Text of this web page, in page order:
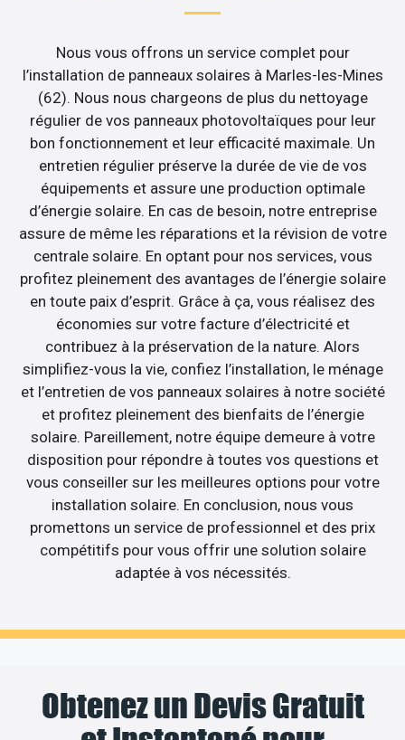
Nous vous offrons un service complet pour
l’installation de panneaux solaires à Marles-les-Mines
(62). Nous nous chargeons de plus du nettoyage
régulier de vos panneaux photovoltaïques pour leur
bon fonctionnement et leur efficacité maximale. Un
entretien régulier préserve la durée de vie de vos
équipements et assure une production optimale
d’énergie solaire. En cas de besoin, notre entreprise
assure de même les réparations et la révision de votre
centrale solaire. En optant pour nos services, vous
profitez pleinement des avantages de l’énergie solaire
en toute paix d’esprit. Grâce à ça, vous réalisez des
économies sur votre facture d’électricité et
contribuez à la préservation de la nature. Alors
simplifiez-vous la vie, confiez l’installation, le ménage
et l’entretien de vos panneaux solaires à notre société
et profitez pleinement des bienfaits de l’énergie
solaire. Pareillement, notre équipe demeure à votre
disposition pour répondre à toutes vos questions et
vous conseiller sur les meilleures options pour votre
installation solaire. En conclusion, nous vous
promettons un service de professionnel et des prix
compétitifs pour vous offrir une solution solaire
adaptée à vos nécessités.
Obtenez un Devis Gratuit